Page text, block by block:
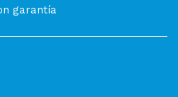
garantía